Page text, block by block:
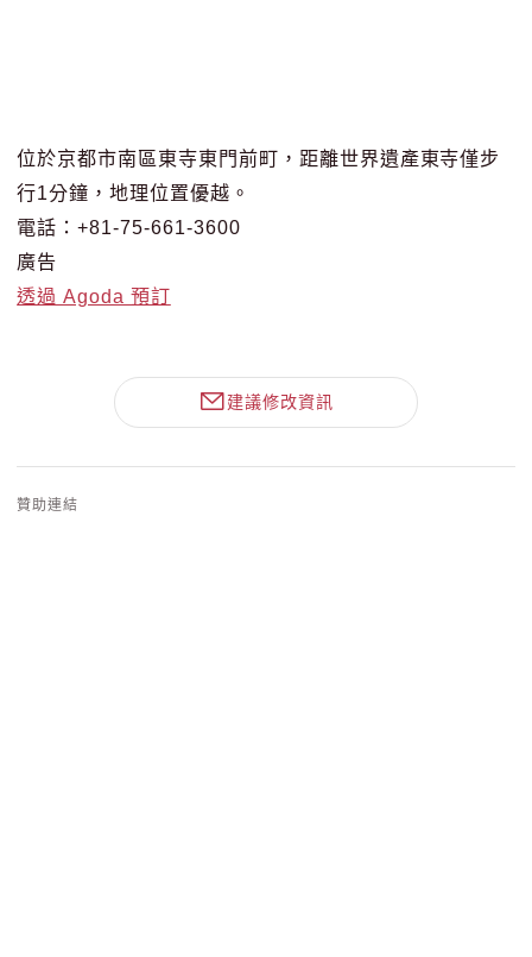
位於京都市南區東寺東門前町，距離世界遺產東寺僅步
行1分鐘，地理位置優越。
電話：+81-75-661-3600
廣告
透過 Agoda 預訂
建議修改資訊
贊助連結